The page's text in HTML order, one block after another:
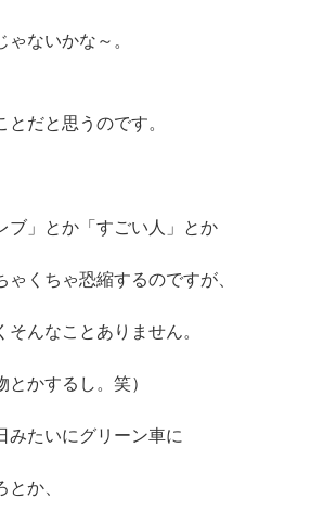
ないかな～。
だと思うのです。
ブ」とか「すごい人」とか
くちゃ恐縮するのですが、
そんなことありません。
かするし。笑）
みたいにグリーン車に
か、